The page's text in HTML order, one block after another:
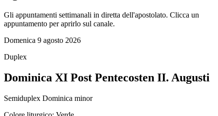
Gli appuntamenti settimanali in diretta dell'apostolato. Clicca un
appuntamento per aprirlo sul canale.
Domenica 9 agosto 2026
Duplex
Dominica XI Post Pentecosten II. Augusti
Semiduplex Dominica minor